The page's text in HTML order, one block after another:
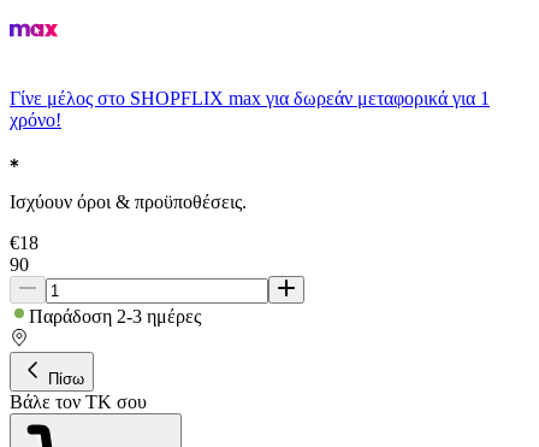
Γίνε μέλος στο SHOPFLIX max για δωρεάν μεταφορικά για 1
χρόνο!
Ισχύουν όροι & προϋποθέσεις.
€18
90
Παράδοση 2-3 ημέρες
Πίσω
Βάλε τον ΤΚ σου